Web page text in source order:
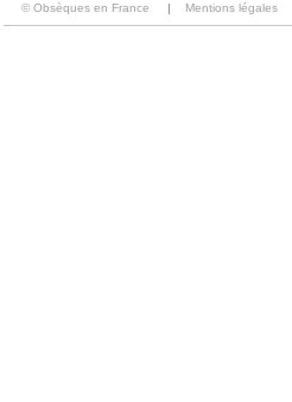
© Obsèques en France | Mentions légales